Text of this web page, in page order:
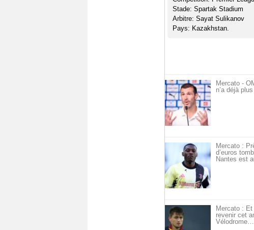
Stade: Spartak Stadium
Arbitre: Sayat Sulikanov
Pays: Kazakhstan.
Mercato -
n’a déjà
Mercato :
d’euros
Nantes est
Mercato : Et
revenir cet
Vélodrome…